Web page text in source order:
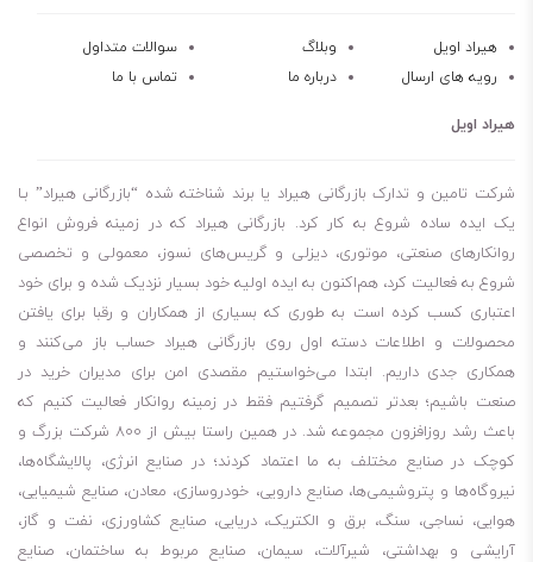
عدم رسوب در موتور
قابلیبت تحمل کارکرد زیاد
هیراد اویل وبلاگ
سوالات متداول
رویه های ارسال
درباره ما تماس با ما
هیراد اویل
شرکت تامین و تدارک بازرگانی هیراد یا برند شناخته شده “بازرگانی هیراد” بـا
یک ایده ساده شروع به کار کرد. بازرگانی هیراد که در زمینه فروش انواع
روانکارهای صنعتی، موتوری، دیزلی و گریس‌های نسوز، معمولی و تخصصی
شروع به فعالیت کرد، هم‌اکنون به ایده اولیه خود بسیار نزدیک شده و برای خود
اعتباری کسب کرده است به طوری که بسیاری از همکاران و رقبا برای یافتن
محصولات و اطلاعات دسته اول روی بازرگانی هیراد حساب باز می‌کنند و
همکاری جدی داریم. ابتدا می‌خواستیم مقصدی امن برای مدیران خرید در
صنعت باشیم؛ بعدتر تصمیم گرفتیم فقط در زمینه روانکار فعالیت کنیم که
باعث رشد روزافزون مجموعه شد. در همین راستا بیش از 800 شرکت بزرگ و
کوچک در صنایع مختلف به ما اعتماد کردند؛ در صنایع انرژی، پالایشگاه‌ها،
نیروگاه‌ها و پتروشیمی‌ها، صنایع دارویی، خودروسازی، معادن، صنایع شیمیایی،
هوایی، نساجی، سنگ، برق و الکتریک، دریایی، صنایع کشاورزی، نفت و گاز،
آرایشی و بهداشتی، شیرآلات، سیمان، صنایع مربوط به ساختمان، صنایع